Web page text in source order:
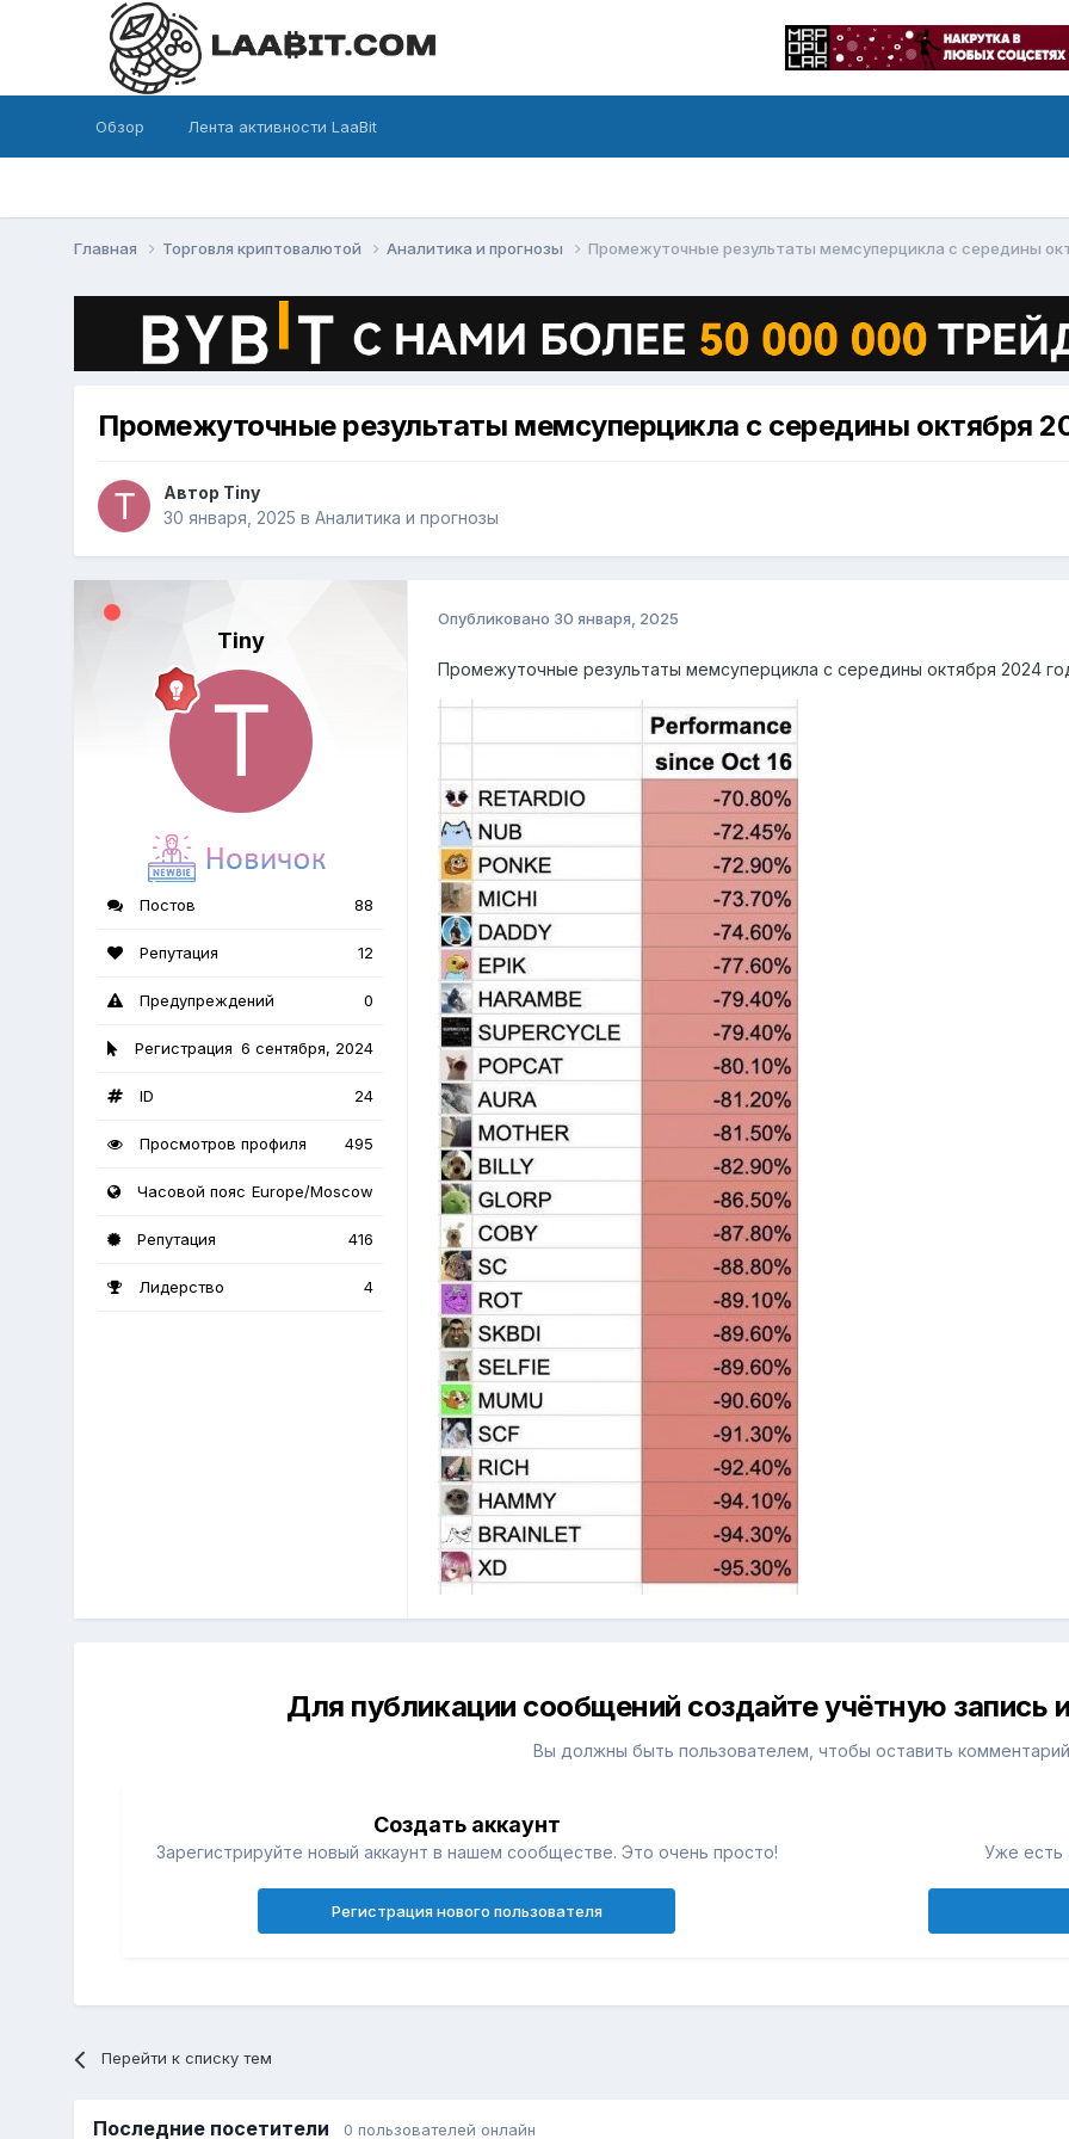
Обзор Лента активности LaaBit
Главная Торговля криптовалютой Аналитика и прогнозы Промежуточные результаты мемсуперцикла с середины
Промежуточные результаты мемсуперцикла с середины октября
Автор Tiny
30 января, 2025 вАналитика и прогнозы
Tiny
Постов 88
Репутация 12
Предупреждений 0
Регистрация 6 сентября, 2024
ID 24
Просмотров профиля 495
Часовой пояс Europe/Moscow
Репутация 416
Лидерство 4
Опубликовано 30 января, 2025
Промежуточные результаты мемсуперцикла с середины октября 2024
Для публикации сообщений создайте учётную запись
Вы должны быть пользователем, чтобы оставить комментарий
Создать аккаунт
Зарегистрируйте новый аккаунт в нашем сообществе. Это очень просто!
Регистрация нового пользователя
Уже есть
Перейти к списку тем
Последние посетители 0 пользователей онлайн